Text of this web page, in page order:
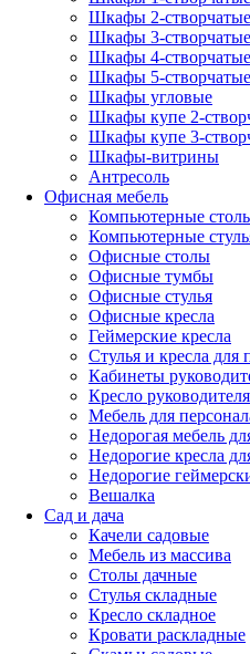
Шкафы 2-створчатые
Шкафы 3-створчатые
Шкафы 4-створчатые
Шкафы 5-створчатые
Шкафы угловые
Шкафы купе 2-
Шкафы купе 3-
Шкафы-витрины
Антресоль
Офисная мебель
Компьютерные
Компьютерные
Офисные столы
Офисные тумбы
Офисные стулья
Офисные кресла
Геймерские кресла
Стулья и кресла для
Кабинеты
Кресло руководителя
Мебель для
Недорогая мебель
Недорогие кресла
Недорогие
Вешалка
Сад и дача
Качели садовые
Мебель из массива
Столы дачные
Стулья складные
Кресло складное
Кровати раскладные